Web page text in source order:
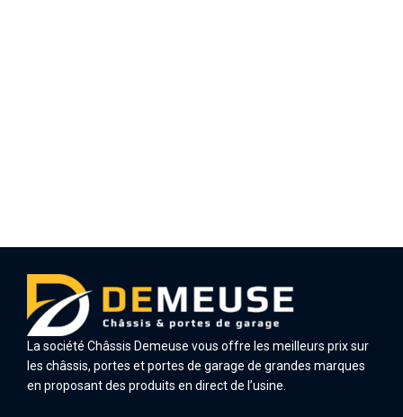
La société Châssis Demeuse vous offre les meilleurs prix sur
les châssis, portes et portes de garage de grandes marques
en proposant des produits en direct de l’usine.